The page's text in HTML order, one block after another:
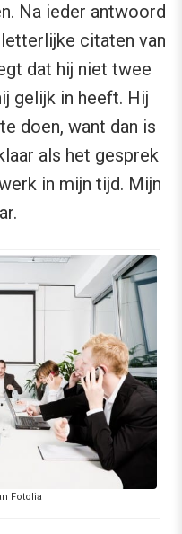
Na ieder antwoord
citaten van
dat hij niet twee
gelijk in heeft. Hij
doen, want dan is
als het gesprek
in mijn tijd. Mijn
Fotolia